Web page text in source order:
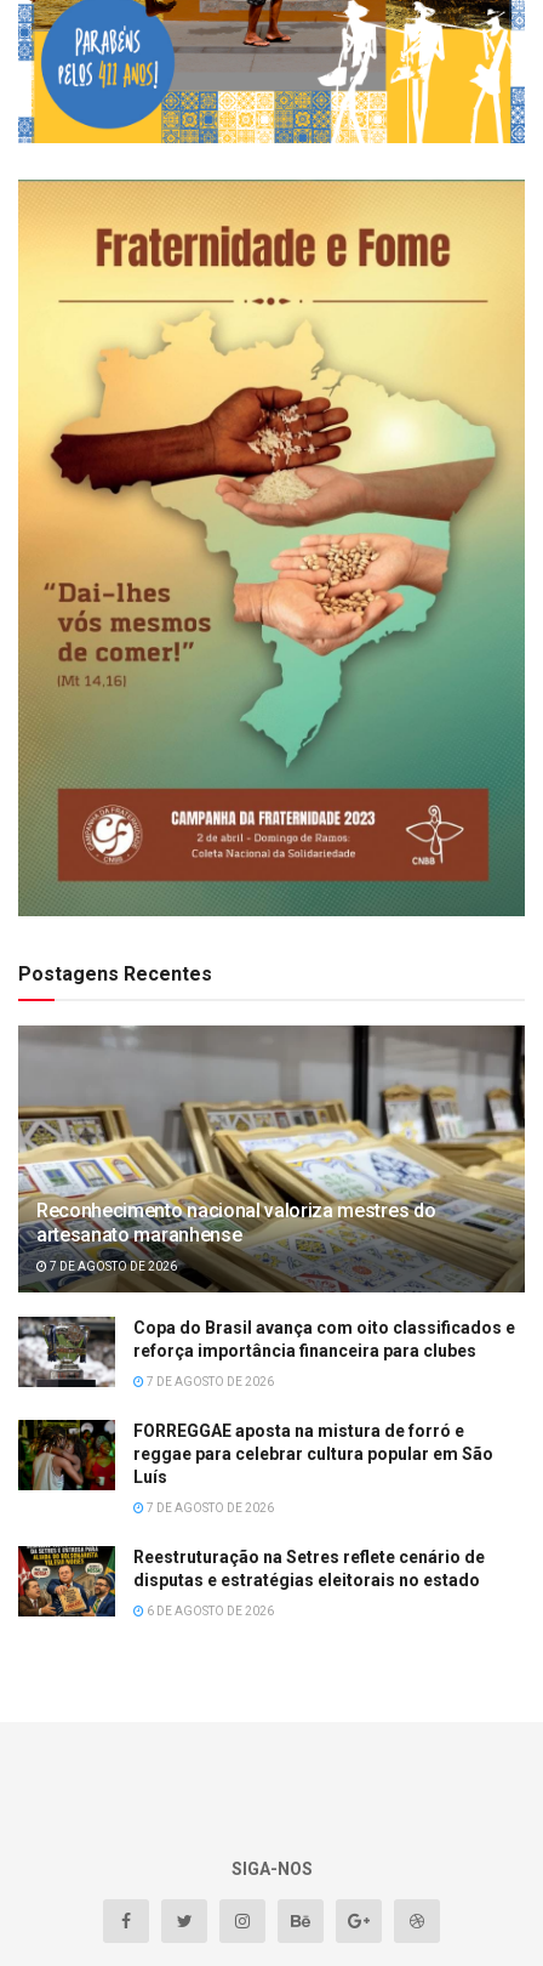
Postagens Recentes
Reconhecimento nacional valoriza mestres do
artesanato maranhense
7 DE AGOSTO DE 2026
Copa do Brasil avança com oito classificados e
reforça importância financeira para clubes
7 DE AGOSTO DE 2026
FORREGGAE aposta na mistura de forró e
reggae para celebrar cultura popular em São
Luís
7 DE AGOSTO DE 2026
Reestruturação na Setres reflete cenário de
disputas e estratégias eleitorais no estado
6 DE AGOSTO DE 2026
SIGA-NOS